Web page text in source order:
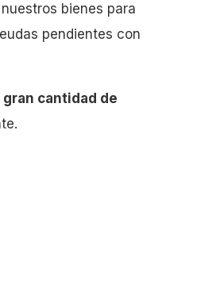
bienes para
pendientes con
cantidad de